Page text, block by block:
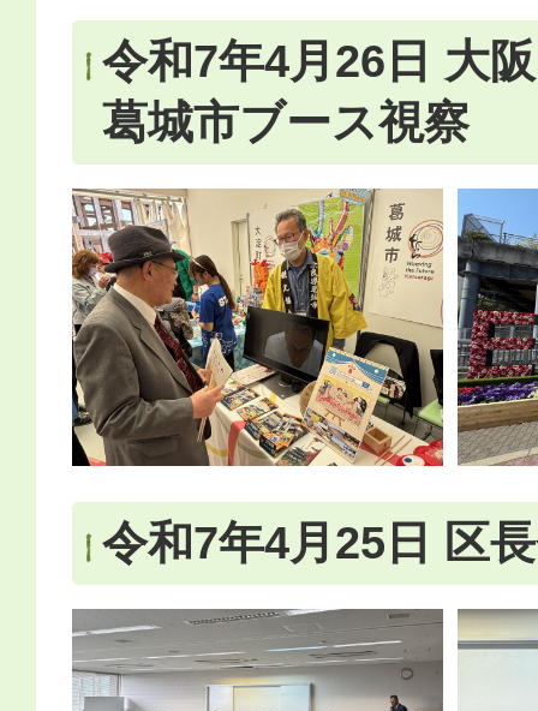
令和7年4月26日 大
葛城市ブース視察
令和7年4月25日 区